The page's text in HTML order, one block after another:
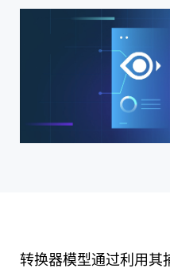
转换器模型通过利用其